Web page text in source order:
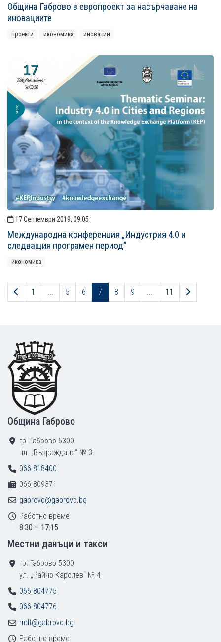
Община Габрово в европроект за насърчаване на
иновациите
проекти икономика иновации
17 Септември 2019, 09:05
Международна конференция „Индустрия 4.0 и
следващия програмен период“
икономика
Предходна страница
1 ... 5 6 7 8 9 ... 11
Footer
Община Габрово
гр. Габрово 5300
пл. „Възраждане“ № 3
066 818400
066 809371
gabrovo@gabrovo.bg
Работно време
8:30 – 17:15
Местни данъци и такси
гр. Габрово 5300
ул. „Райчо Каролев“ № 4
066 804775
066 804776
mdt@gabrovo.bg
Работно време